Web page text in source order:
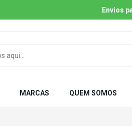
Envios
MARCAS QUEM SOMOS